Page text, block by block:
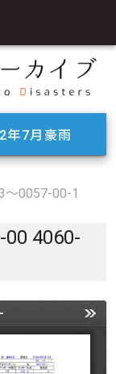
年7月豪雨
0057-00-1
4060-